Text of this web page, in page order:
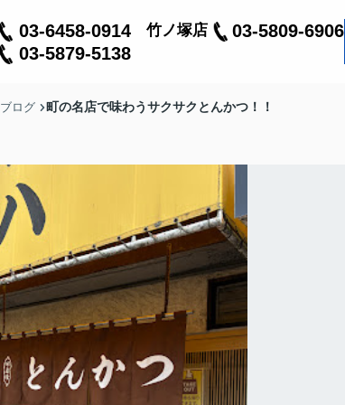
03-6458-0914 竹ノ塚店 03-5809-6906
03-5879-5138
ブログ 町の名店で味わうサクサクとんかつ！！